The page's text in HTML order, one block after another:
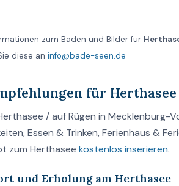
zum Baden und Bilder für
diese an info@bade-seen.de
für Herthasee
/ auf Rügen in
Essen & Trinken, Ferienhaus &
zum Herthasee kostenlos inserieren.
und Erholung am Herthasee